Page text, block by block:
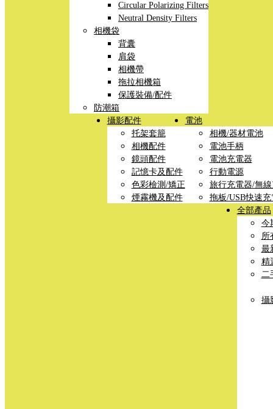
Circular Polarizing Filters
Neutral Density Filters
相機袋
背囊
肩袋
相機帶
拖拉相機箱
保護裝備/配件
防潮箱
攝影配件
托架套籠
相機配件
鏡頭配件
記憶卡及配件
色彩檢測/矯正
煙霧機及配件
電池
相機/器材電池
電池手柄
電池充電器
行動電源
旅行充電器/無
拖板/USB快速充
全部產品
今
所
最
精
二
攝